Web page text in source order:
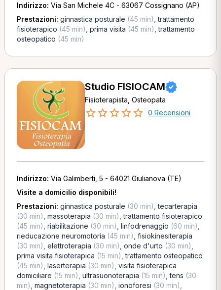
Indirizzo: Via San Michele 4C - 63067 Cossignano (AP)
Prestazioni: ginnastica posturale (45 min) ,trattamento
fisioterapico (45 min) prima visita (45 min) ,trattamento
osteopatico (45 min)
Studio FISIOCAM
Fisioterapista, Osteopata
0 Recensioni
Indirizzo: Via Galimberti, 5 - 64021 Giulianova (TE)
Visite a domicilio disponibili!
Prestazioni: ginnastica posturale (30 min) ,tecarterapia
(30 min) massoterapia (30 min) ,trattamento fisioterapico
(45 min) riabilitazione (30 min) linfodrenaggio (60 min)
rieducazione neuromotoria (45 min) fisiokinesiterapia
(30 min) elettroterapia (30 min) onde d'urto (30 min)
prima visita fisioterapica (15 min) ,trattamento osteopatico
(45 min) laserterapia (30 min) visita fisioterapica
domiciliare (15 min) ultrasuonoterapia (15 min) ,tens (30
min) magnetoterapia (30 min) ionoforesi (30 min)